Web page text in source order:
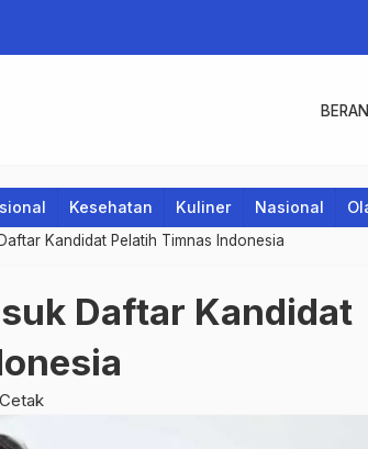
Kesehatan Kuliner Nasional
Kandidat Pelatih Timnas Indonesia
Daftar Kandidat
Cetak